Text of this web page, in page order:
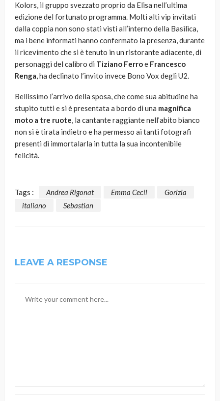
Kolors, il gruppo svezzato proprio da Elisa nell’ultima
edizione del fortunato programma. Molti alti vip invitati
dalla coppia non sono stati visti all’interno della Basilica,
ma i bene informati hanno confermato la presenza, durante
il ricevimento che si è tenuto in un ristorante adiacente, di
personaggi del calibro di Tiziano Ferroe Francesco
Renga,ha declinato l’invito invece Bono Vox degli U2.
Bellissimo l’arrivo della sposa, che come sua abitudine ha
stupito tutti e si è presentata a bordo di una magnifica
moto a tre ruote, la cantante raggiante nell’abito bianco
non si è tirata indietro e ha permesso ai tanti fotografi
presenti di immortalarla in tutta la sua incontenibile
felicità.
Tags : Andrea Rigonat Emma Cecil
Gorizia
italiano
Sebastian
LEAVE A RESPONSE